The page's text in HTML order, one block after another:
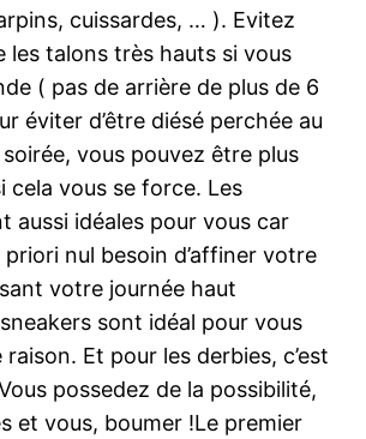
cuissardes, … ). Evitez
les talons très hauts si vous
( pas de arrière de plus de 6
éviter d’être diésé perchée au
vous pouvez être plus
cela vous se force. Les
aussi idéales pour vous car
priori nul besoin d’affiner votre
votre journée haut
sont idéal pour vous
Et pour les derbies, c’est
possedez de la possibilité,
et vous, boumer !Le premier